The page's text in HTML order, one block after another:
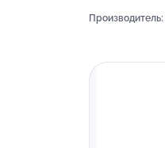
Производитель: